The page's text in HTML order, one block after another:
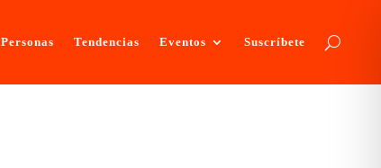
Personas Tendencias Eventos Suscríbete